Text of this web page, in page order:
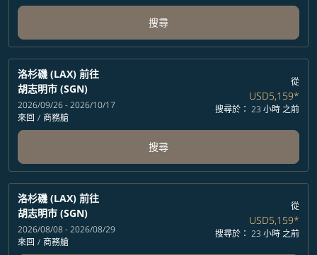
搜尋
洛杉磯 (LAX) 前往
胡志明市 (SGN)
2026/09/26 - 2026/10/17
來回 / 商務艙
從
USD5,159*
搜尋於： 23 小時 之前
搜尋
洛杉磯 (LAX) 前往
胡志明市 (SGN)
2026/08/08 - 2026/08/29
來回 / 商務艙
從
USD5,159*
搜尋於： 23 小時 之前